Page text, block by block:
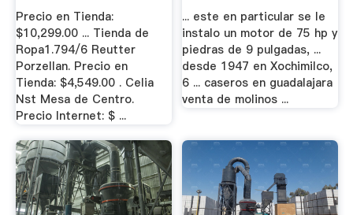
Precio en Tienda:
$10,299.00 ... Tienda de
Ropa1.794/6 Reutter
Porzellan. Precio en
Tienda: $4,549.00 . Celia
Nst Mesa de Centro.
Precio Internet: $ ...
... este en particular se le
instalo un motor de 75 hp y
piedras de 9 pulgadas, ...
desde 1947 en Xochimilco,
6 ... caseros en guadalajara
venta de molinos ...